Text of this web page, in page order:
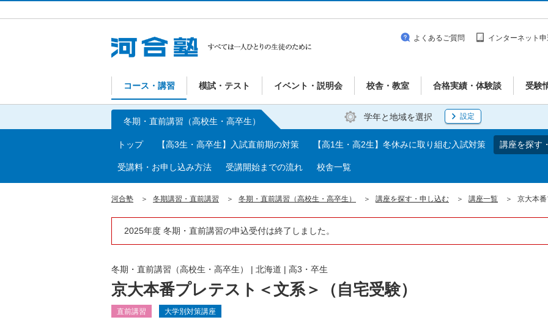
コース・講習 模試・テスト イベント・説明会 校舎・教室 合格実績・体験談 受験
よくあるご質問 インターネット
学年と地域を選択 設定
冬期・直前講習（高校生・高卒生）
トップ 【高3生・高卒生】入試直前期の対策 【高1生・高2生】冬休みに取り組む入試対策 講座を探す
受講料・お申し込み方法 受講開始までの流れ 校舎一覧
河合塾 冬期講習・直前講習 冬期・直前講習（高校生・高卒生） 講座を探す・申し込む 講座一覧 京大本
2025年度 冬期・直前講習の申込受付は終了しました。
京大本番プレテスト＜文系＞（自宅受験）
冬期・直前講習（高校生・高卒生） | 北海道 | 高3・卒生
直前講習 大学別対策講座